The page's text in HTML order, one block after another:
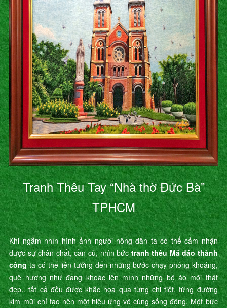
Tranh Thêu Tay “Nhà thờ Đức Bà”
TPHCM
Khi ngắm nhìn hình ảnh người nông dân ta có thể cảm nhận
được sự chân chất, cần cù, nhìn bứctranh thêu Mã đáo thành
côngta có thể liên tưởng đến những bước chạy phóng khoáng,
quê hương như đang khoác lên mình những bộ áo mới thật
đẹp…tất cả đều được khắc họa qua từng chi tiết, từng đường
kim mũi chỉ tạo nên một hiệu ứng vô cùng sống động. Một bức